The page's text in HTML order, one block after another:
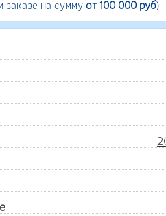
заказе на сумму от 100 000 руб)